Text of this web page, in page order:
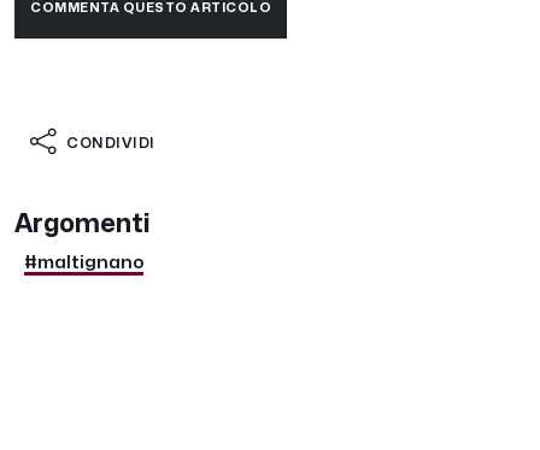
COMMENTA QUESTO ARTICOLO
CONDIVIDI
Argomenti
#maltignano